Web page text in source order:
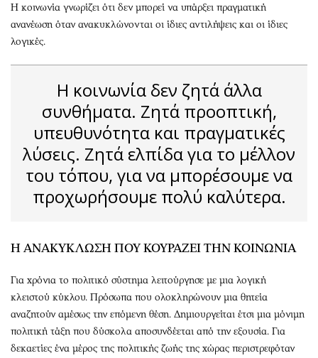
Η κοινωνία γνωρίζει ότι δεν μπορεί να υπάρξει πραγματική
ανανέωση όταν ανακυκλώνονται οι ίδιες αντιλήψεις και οι ίδιες
λογικές.
Η κοινωνία δεν ζητά άλλα
συνθήματα. Ζητά προοπτική,
υπευθυνότητα και πραγματικές
λύσεις. Ζητά ελπίδα για το μέλλον
του τόπου, για να μπορέσουμε να
προχωρήσουμε πολύ καλύτερα.
Η ΑΝΑΚΥΚΛΩΣΗ ΠΟΥ ΚΟΥΡΑΖΕΙ ΤΗΝ ΚΟΙΝΩΝΙΑ
Για χρόνια το πολιτικό σύστημα λειτούργησε με μια λογική
κλειστού κύκλου. Πρόσωπα που ολοκληρώνουν μια θητεία
αναζητούν αμέσως την επόμενη θέση. Δημιουργείται έτσι μια μόνιμη
πολιτική τάξη που δύσκολα αποσυνδέεται από την εξουσία. Για
δεκαετίες ένα μέρος της πολιτικής ζωής της χώρας περιστρεφόταν